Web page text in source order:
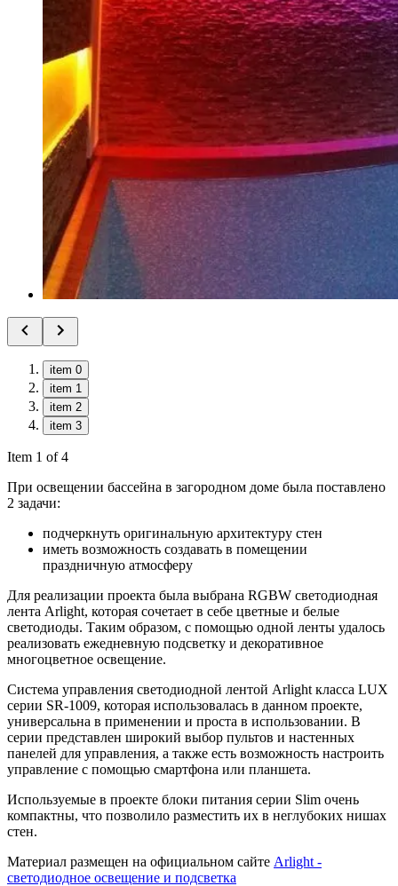
item 0
item 1
item 2
item 3
Item 1 of 4
При освещении бассейна в загородном доме была поставлено
2 задачи:
подчеркнуть оригинальную архитектуру стен
иметь возможность создавать в помещении
праздничную атмосферу
Для реализации проекта была выбрана RGBW светодиодная
лента Arlight, которая сочетает в себе цветные и белые
светодиоды. Таким образом, с помощью одной ленты удалось
реализовать ежедневную подсветку и декоративное
многоцветное освещение.
Система управления светодиодной лентой Arlight класса LUX
серии SR-1009, которая использовалась в данном проекте,
универсальна в применении и проста в использовании. В
серии представлен широкий выбор пультов и настенных
панелей для управления, а также есть возможность настроить
управление с помощью смартфона или планшета.
Используемые в проекте блоки питания серии Slim очень
компактны, что позволило разместить их в неглубоких нишах
стен.
Материал размещен на официальном сайте Arlight -
светодиодное освещение и подсветка